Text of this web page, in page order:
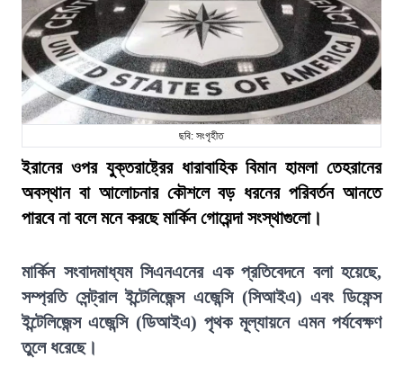
ছবি: সংগৃহীত
ইরানের ওপর যুক্তরাষ্ট্রের ধারাবাহিক বিমান হামলা তেহরানের
অবস্থান বা আলোচনার কৌশলে বড় ধরনের পরিবর্তন আনতে
পারবে না বলে মনে করছে মার্কিন গোয়েন্দা সংস্থাগুলো।
মার্কিন সংবাদমাধ্যম সিএনএনের এক প্রতিবেদনে বলা হয়েছে,
সম্প্রতি সেন্ট্রাল ইন্টেলিজেন্স এজেন্সি (সিআইএ) এবং ডিফেন্স
ইন্টেলিজেন্স এজেন্সি (ডিআইএ) পৃথক মূল্যায়নে এমন পর্যবেক্ষণ
তুলে ধরেছে।